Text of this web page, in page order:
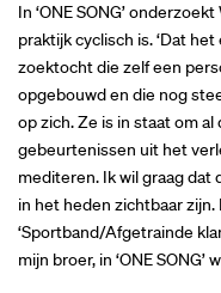
In ‘ONE SONG’
praktijk cyclisch is. ‘Dat
zoektocht die zelf een
opgebouwd en die nog
op zich. Ze is in staat om
gebeurtenissen uit het
mediteren. Ik wil graag
in het heden zichtbaar
‘Sportband/Afgetrainde
mijn broer, in ‘ONE